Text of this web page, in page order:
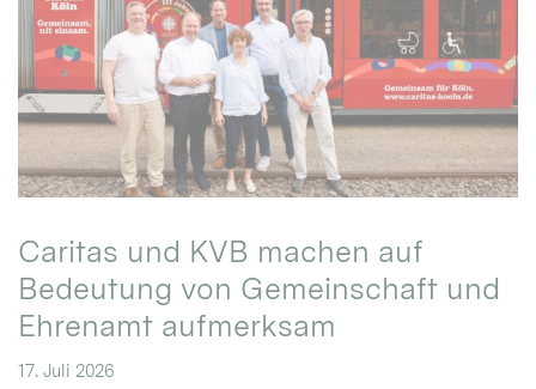
Caritas und KVB machen auf
Bedeutung von Gemeinschaft und
Ehrenamt aufmerksam
17. Juli 2026